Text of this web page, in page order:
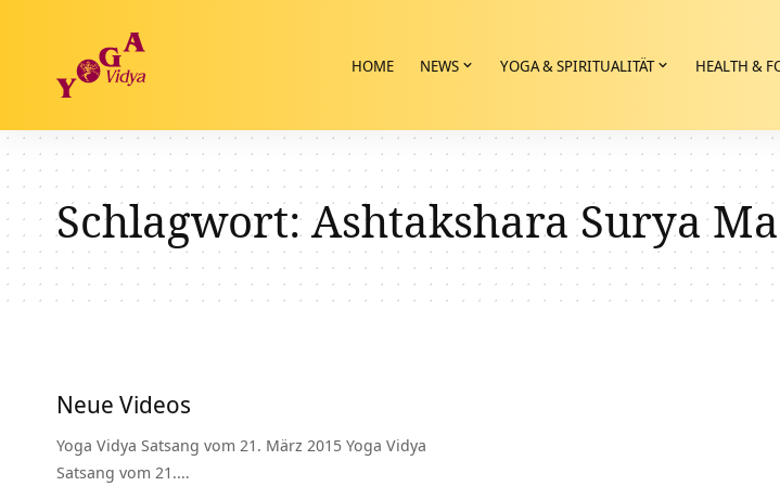
HOME NEWS YOGA & SPIRITUALITÄT HEALTH &
Schlagwort:Ashtakshara Surya
Neue Videos
Yoga Vidya Satsang vom 21. März 2015 Yoga Vidya
Satsang vom 21.…